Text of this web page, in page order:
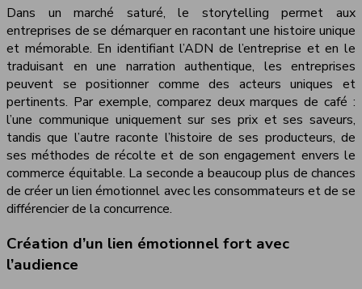
Dans un marché saturé, le storytelling permet aux
entreprises de se démarquer en racontant une histoire unique
et mémorable. En identifiant l’ADN de l’entreprise et en le
traduisant en une narration authentique, les entreprises
peuvent se positionner comme des acteurs uniques et
pertinents. Par exemple, comparez deux marques de café :
l’une communique uniquement sur ses prix et ses saveurs,
tandis que l’autre raconte l’histoire de ses producteurs, de
ses méthodes de récolte et de son engagement envers le
commerce équitable. La seconde a beaucoup plus de chances
de créer un lien émotionnel avec les consommateurs et de se
différencier de la concurrence.
Création d’un lien émotionnel fort avec
l’audience